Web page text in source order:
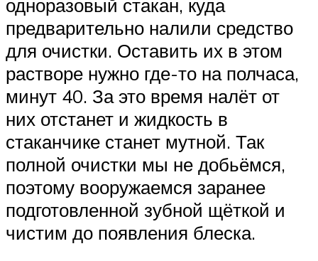
одноразовый стакан, куда
предварительно налили средство
для очистки. Оставить их в этом
растворе нужно где-то на полчаса,
минут 40. За это время налёт от
них отстанет и жидкость в
стаканчике станет мутной. Так
полной очистки мы не добьёмся,
поэтому вооружаемся заранее
подготовленной зубной щёткой и
чистим до появления блеска.